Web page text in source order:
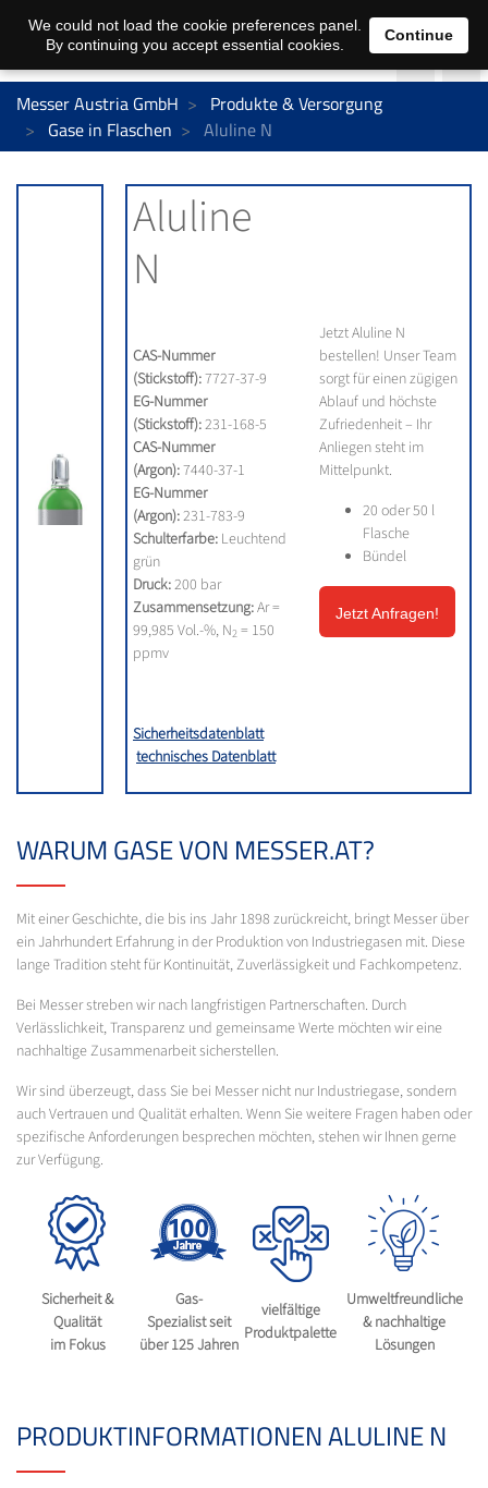
Messer Austria GmbH
Produkte & Versorgung
Gase in Flaschen
Aluline N
Aluline
N
CAS-Nummer
(Stickstoff):7727-37-9
EG-Nummer
(Stickstoff):231-168-5
CAS-Nummer
(Argon):7440-37-1
EG-Nummer
(Argon):231-783-9
Schulterfarbe: Leuchtend
grün
Druck:200 bar
Zusammensetzung:Ar =
99,985 Vol.-%, N2 = 150
ppmv
Sicherheitsdatenblatt
technisches Datenblatt
Jetzt Aluline N
bestellen! Unser Team
sorgt für einen zügigen
Ablauf und höchste
Zufriedenheit – Ihr
Anliegen steht im
Mittelpunkt.
20 oder 50 l
Flasche
Bündel
Jetzt Anfragen!
WARUM GASE VON MESSER.AT?
Mit einer Geschichte, die bis ins Jahr 1898 zurückreicht, bringt Messer über
ein Jahrhundert Erfahrung in der Produktion von Industriegasen mit. Diese
lange Tradition steht für Kontinuität, Zuverlässigkeit und Fachkompetenz.
Bei Messer streben wir nach langfristigen Partnerschaften. Durch
Verlässlichkeit, Transparenz und gemeinsame Werte möchten wir eine
nachhaltige Zusammenarbeit sicherstellen.
Wir sind überzeugt, dass Sie bei Messer nicht nur Industriegase, sondern
auch Vertrauen und Qualität erhalten. Wenn Sie weitere Fragen haben oder
spezifische Anforderungen besprechen möchten, stehen wir Ihnen gerne
zur Verfügung.
Sicherheit &
Qualität
im Fokus
Gas-
Spezialist seit
über 125 Jahren
vielfältige
Produktpalette
Umweltfreundliche
& nachhaltige
Lösungen
PRODUKTINFORMATIONEN ALULINE N
We could not load the cookie preferences panel.
By continuing you accept essential cookies.
Continue